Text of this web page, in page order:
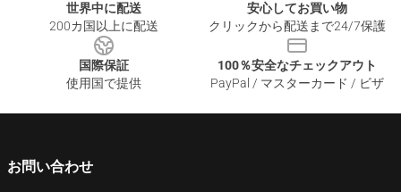
世界中に配送
200カ国以上に配送
安心してお買い物
クリックから配送まで24/7保護
国際保証
使用国で提供
100％安全なチェックアウト
PayPal / マスターカード / ビザ
お問い合わせ